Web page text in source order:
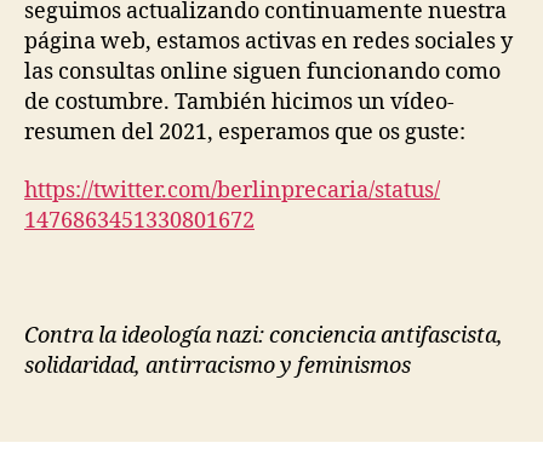
seguimos actualizando continuamente nuestra
página web, estamos activas en redes sociales y
las consultas online siguen funcionando como
de costumbre. También hicimos un vídeo-
resumen del 2021, esperamos que os guste:
https://twitter.com/berlinprecaria/status/
1476863451330801672
Contra la ideología nazi: conciencia antifascista,
solidaridad, antirracismo y feminismos